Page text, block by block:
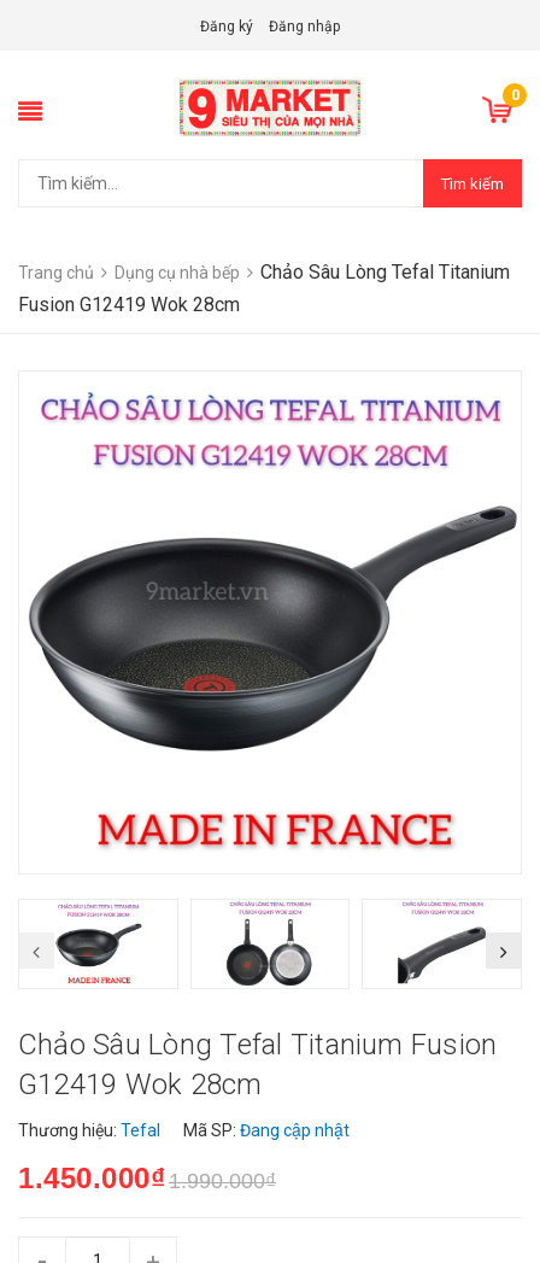
Đăng ký Đăng nhập
0
Tìm kiếm
Trang chủ Dụng cụ nhà bếp
Chảo Sâu Lòng Tefal Titanium
Fusion G12419 Wok 28cm
Chảo Sâu Lòng Tefal Titanium Fusion
G12419 Wok 28cm
Thương hiệu: Tefal Mã SP: Đang cập nhật
1.450.000₫1.990.000₫